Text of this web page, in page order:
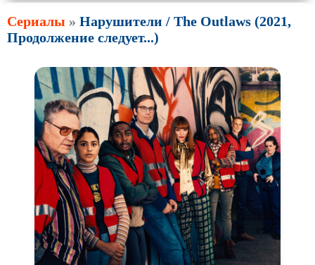
Сериалы » Нарушители / The Outlaws (2021,
Продолжение следует...)